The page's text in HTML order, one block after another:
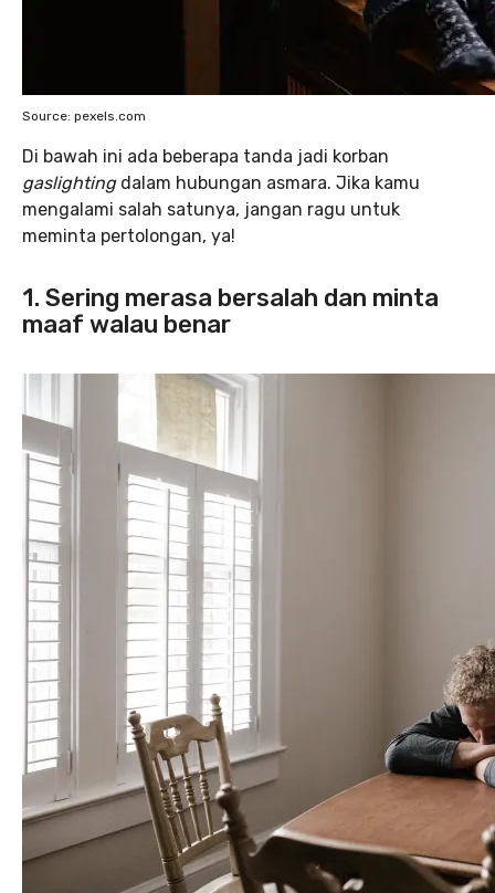
Source: pexels.com
Di bawah ini ada beberapa tanda jadi korban
gaslighting dalam hubungan asmara. Jika kamu
mengalami salah satunya, jangan ragu untuk
meminta pertolongan, ya!
1. Sering merasa bersalah dan minta
maaf walau benar